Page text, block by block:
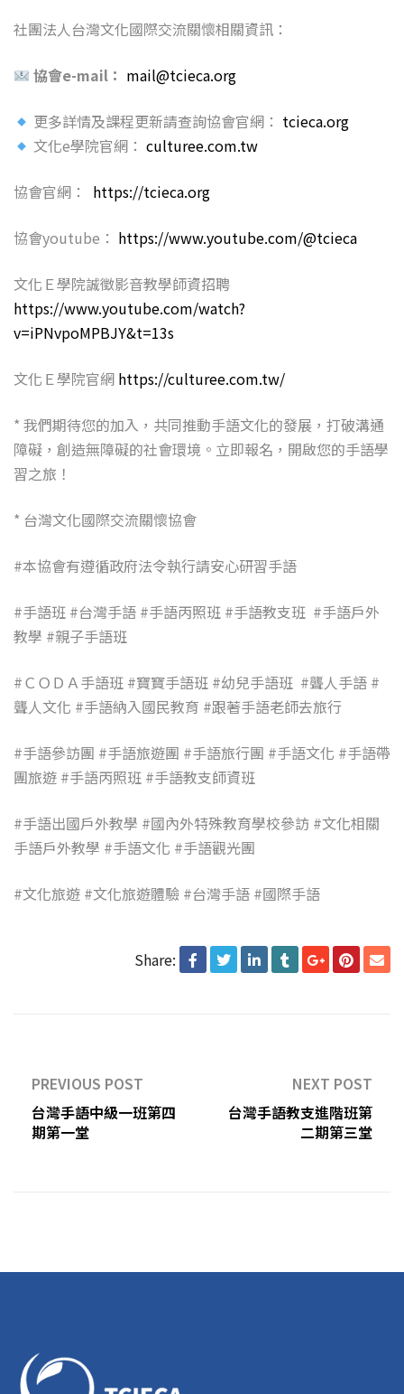
社團法人台灣文化國際交流關懷相關資訊：
協會e-mail： mail@tcieca.org
更多詳情及課程更新請查詢協會官網： tcieca.org
文化e學院官網：culturee.com.tw
協會官網： https://tcieca.org
協會youtube： https://www.youtube.com/@tcieca
文化Ｅ學院誠徵影音教學師資招聘
https://www.youtube.com/watch?
v=iPNvpoMPBJY&t=13s
文化Ｅ學院官網 https://culturee.com.tw/
* 我們期待您的加入，共同推動手語文化的發展，打破溝通
障礙，創造無障礙的社會環境。立即報名，開啟您的手語學
習之旅！
* 台灣文化國際交流關懷協會
#本協會有遵循政府法令執行請安心研習手語
#手語班 #台灣手語 #手語丙照班 #手語教支班 #手語戶外
教學 #親子手語班
#ＣＯＤＡ手語班 #寶寶手語班 #幼兒手語班 #聾人手語 #
聾人文化 #手語納入國民教育 #跟著手語老師去旅行
#手語參訪團 #手語旅遊團 #手語旅行團 #手語文化 #手語帶
團旅遊 #手語丙照班 #手語教支師資班
#手語出國戶外教學 #國內外特殊教育學校參訪 #文化相關
手語戶外教學 #手語文化 #手語觀光團
#文化旅遊 #文化旅遊體驗 #台灣手語 #國際手語
Share:
PREVIOUS POST
台灣手語中級一班第四
期第一堂
NEXT POST
台灣手語教支進階班第
二期第三堂